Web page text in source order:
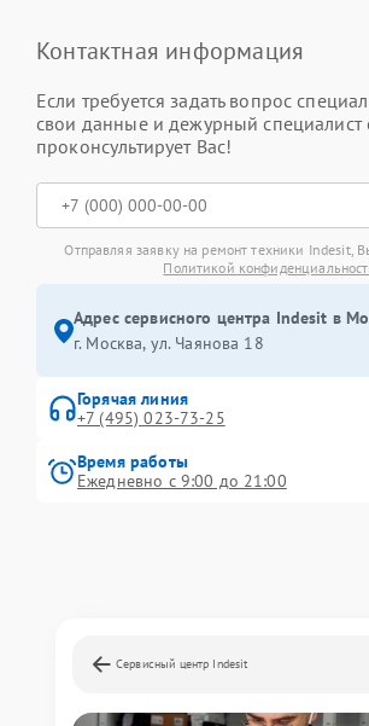
Контактная информация
Если требуется задать вопрос
свои данные и дежурный специалист
проконсультирует Вас!
Отправляя заявку на ремонт техники Indesit,
Политикой
Адрес сервисного центра Indesit в
г. Москва, ул. Чаянова 18
Горячая линия
+7 (495) 023-73-25
Время работы
Ежедневно с 9:00 до 21:00
Сервисный центр Indesit